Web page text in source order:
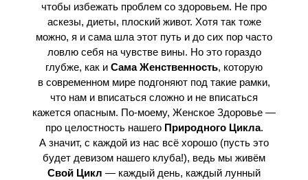
чтобы избежать проблем со здоровьем. Не про
аскезы, диеты, плоский живот. Хотя так тоже
можно, я и сама шла этот путь и до сих пор часто
ловлю себя на чувстве вины. Но это гораздо
глубже, как и Сама Женственность, которую
в современном мире подгоняют под такие рамки,
что нам и вписаться сложно и не вписаться
кажется опасным. По-моему, Женское Здоровье —
про целостность нашего Природного Цикла.
А значит, с каждой из нас всё хорошо (пусть это
будет девизом нашего клуба!), ведь мы живём
Свой Цикл — каждый день, каждый лунный